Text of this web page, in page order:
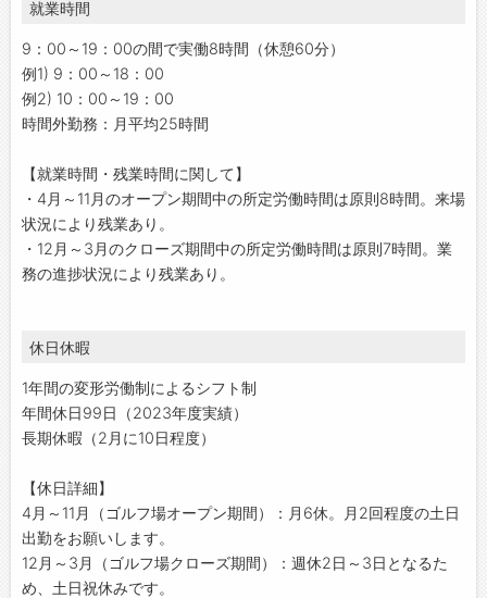
就業時間
9：00～19：00の間で実働8時間（休憩60分）
例1) 9：00～18：00
例2) 10：00～19：00
時間外勤務：月平均25時間
【就業時間・残業時間に関して】
・4月～11月のオープン期間中の所定労働時間は原則8時間。来場
状況により残業あり。
・12月～3月のクローズ期間中の所定労働時間は原則7時間。業
務の進捗状況により残業あり。
休日休暇
1年間の変形労働制によるシフト制
年間休日99日（2023年度実績）
長期休暇（2月に10日程度）
【休日詳細】
4月～11月（ゴルフ場オープン期間）：月6休。月2回程度の土日
出勤をお願いします。
12月～3月（ゴルフ場クローズ期間）：週休2日～3日となるた
め、土日祝休みです。